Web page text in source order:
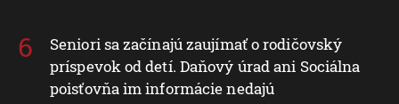
Seniori sa začínajú zaujímať o rodičovský
príspevok od detí. Daňový úrad ani Sociálna
poisťovňa im informácie nedajú